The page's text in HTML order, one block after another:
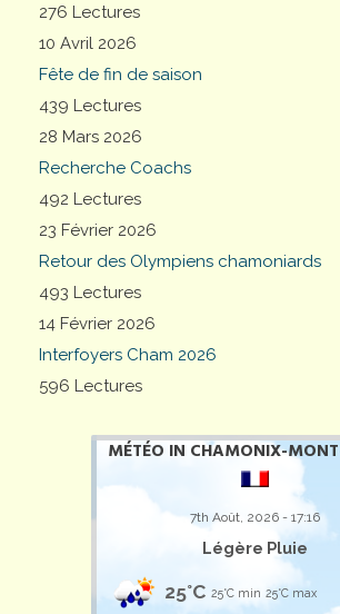
276 Lectures
10 Avril 2026
Fête de fin de saison
439 Lectures
28 Mars 2026
Recherche Coachs
492 Lectures
23 Février 2026
Retour des Olympiens chamoniards
493 Lectures
14 Février 2026
Interfoyers Cham 2026
596 Lectures
MÉTÉO IN CHAMONIX-
7th Août, 2026 - 17:16
Légère Pluie
25°C 25°C min 25°C max